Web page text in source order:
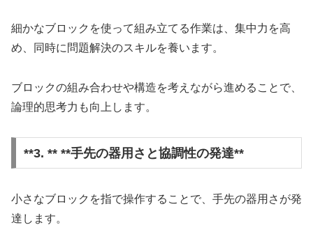
細かなブロックを使って組み立てる作業は、集中力を高
め、同時に問題解決のスキルを養います。
ブロックの組み合わせや構造を考えながら進めることで、
論理的思考力も向上します。
**3. ** **手先の器用さと協調性の発達**
小さなブロックを指で操作することで、手先の器用さが発
達します。